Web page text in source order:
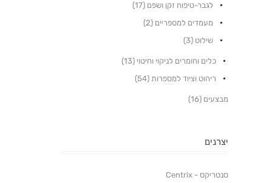
לגבר-טיפוח זקן ושפם (17)
מעמדים למספריים (2)
שילוט (3)
כלים וחומרים לניקוי וחיטוי (13)
ריהוט וציוד למספרות (54)
מבצעים (16)
יצרנים
סנטריקס - Centrix